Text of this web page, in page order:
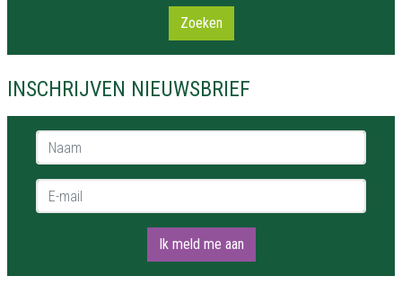
Zoeken
INSCHRIJVEN NIEUWSBRIEF
Naam *
E-mail *
Ik meld me aan